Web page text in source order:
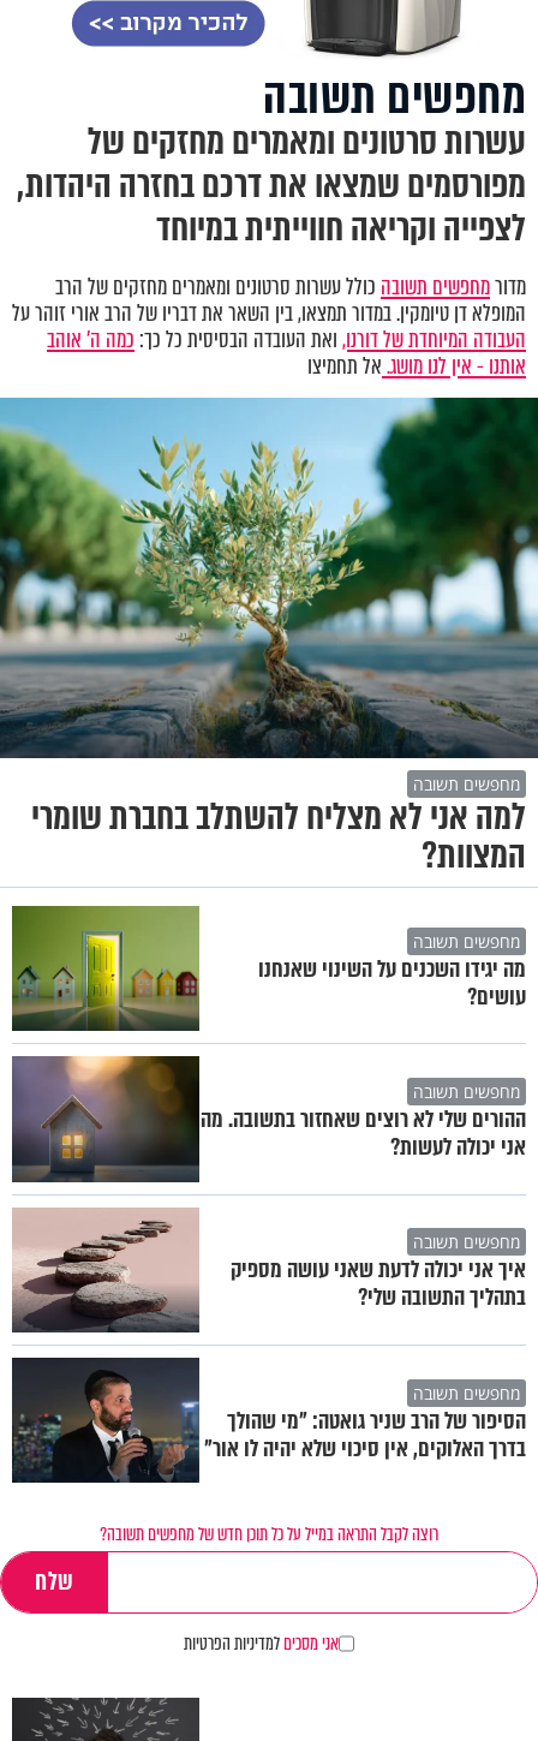
מחפשים תשובה
עשרות סרטונים ומאמרים מחזקים של
מפורסמים שמצאו את דרכם בחזרה היהדות,
לצפייה וקריאה חווייתית במיוחד
מדורמחפשים תשובה כולל עשרות סרטונים ומאמרים מחזקים של הרב
המופלא דן טיומקין. במדור תמצאו, בין השאר את דבריו של הרב אורי זוהר על
העבודה המיוחדת של דורנו,ואת העובדה הבסיסית כל כך: כמה ה' אוהב
אותנו - אין לנו מושג.אל תחמיצו
מחפשים תשובה
למה אני לא מצליח להשתלב בחברת שומרי
המצוות?
מחפשים תשובה
מה יגידו השכנים על השינוי שאנחנו
עושים?
מחפשים תשובה
ההורים שלי לא רוצים שאחזור בתשובה. מה
אני יכולה לעשות?
מחפשים תשובה
איך אני יכולה לדעת שאני עושה מספיק
בתהליך התשובה שלי?
מחפשים תשובה
הסיפור של הרב שניר גואטה: "מי שהולך
בדרך האלוקים, אין סיכוי שלא יהיה לו אור"
רוצה לקבל התראה במייל על כל תוכן חדש של מחפשים תשובה?
אני מסכיםלמדיניות הפרטיות